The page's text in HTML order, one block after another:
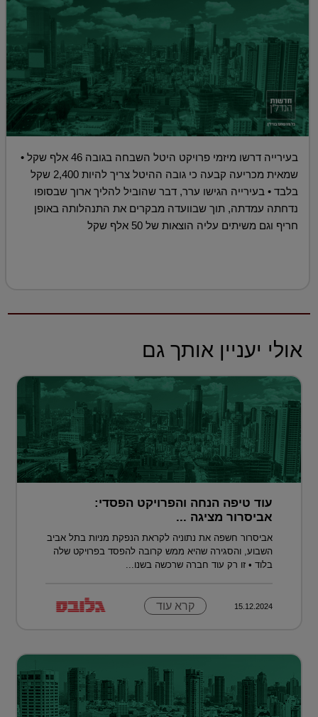
בעירייה דרשו מיזמי פרויקט היטל השבחה בגובה 46 אלף שקל •
שמאית מכריעה קבעה כי גובה ההיטל צריך להיות 2,400 שקל
בלבד • בעירייה הגישו ערר, דבר שהוביל להליך ארוך שבסופו
נדחתה עמדתה, תוך שבוועדה מבקרים את התנהלותה באופן
חריף וגם משיתים עליה הוצאות של 50 אלף שקל
אולי יעניין אותך גם
עוד טיפה הנחה והפרויקט הפסדי:
אביסרור מציגה ...
אביסרור חשפה את נתוניה לקראת הנפקת מניות בתל אביב
השבוע, והסגירה שהיא ממש קרובה להפסד בפרויקט שלה
בלוד • זו רק עוד חברה שרכשה בשנו...
15.12.2024 קרא עוד